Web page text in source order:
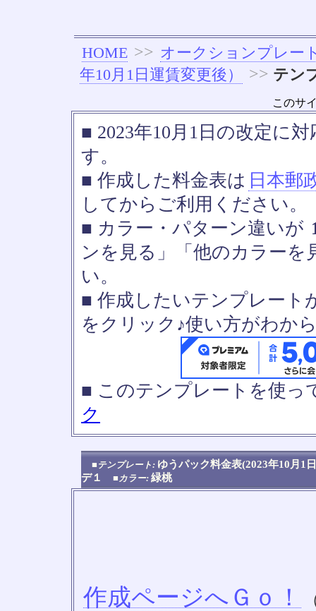
HOME >> オークションプレー
年10月1日運賃変更後）
>> テン
このサ
■ 2023年10月1日の改定に
す。
■ 作成した料金表は 日本郵
してからご利用ください。
■ カラー・パターン違いが
ンを見る」「他のカラー
い。
■ 作成したいテンプレート
をクリック♪使い方がわか
■ このテンプレートを使
ク
■テンプレート: ゆうパック料金表(2023年10月
デ１ ■カラー: 緑桃
作成ページへＧｏ！